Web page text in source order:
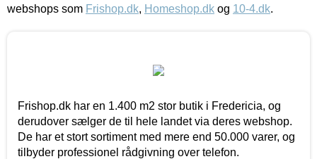
webshops som Frishop.dk, Homeshop.dk og 10-4.dk.
Frishop.dk har en 1.400 m2 stor butik i Fredericia, og
derudover sælger de til hele landet via deres webshop.
De har et stort sortiment med mere end 50.000 varer, og
tilbyder professionel rådgivning over telefon.